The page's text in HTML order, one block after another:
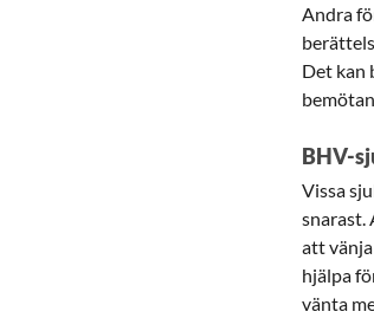
Andra
Det kan
BHV-
Vissa
snarast.
att
hjälpa
vänta